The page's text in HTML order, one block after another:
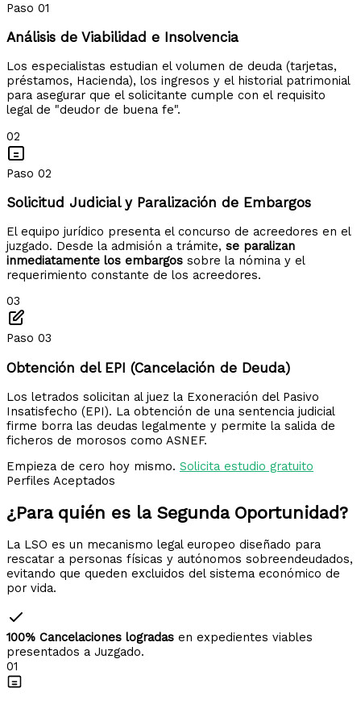
Paso 01
Análisis de Viabilidad e Insolvencia
Los especialistas estudian el volumen de deuda (tarjetas,
préstamos, Hacienda), los ingresos y el historial patrimonial
para asegurar que el solicitante cumple con el requisito
legal de "deudor de buena fe".
02
Paso 02
Solicitud Judicial y Paralización de Embargos
El equipo jurídico presenta el concurso de acreedores en el
juzgado. Desde la admisión a trámite, se paralizan
inmediatamente los embargos sobre la nómina y el
requerimiento constante de los acreedores.
03
Paso 03
Obtención del EPI (Cancelación de Deuda)
Los letrados solicitan al juez la Exoneración del Pasivo
Insatisfecho (EPI). La obtención de una sentencia judicial
firme borra las deudas legalmente y permite la salida de
ficheros de morosos como ASNEF.
Empieza de cero hoy mismo. Solicita estudio gratuito
Perfiles Aceptados
¿Para quién es la Segunda Oportunidad?
La LSO es un mecanismo legal europeo diseñado para
rescatar a personas físicas y autónomos sobreendeudados,
evitando que queden excluidos del sistema económico de
por vida.
100% Cancelaciones logradas en expedientes viables
presentados a Juzgado.
01